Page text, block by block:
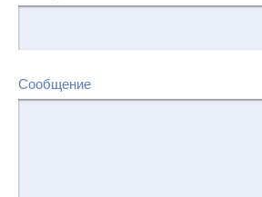
Сообщение